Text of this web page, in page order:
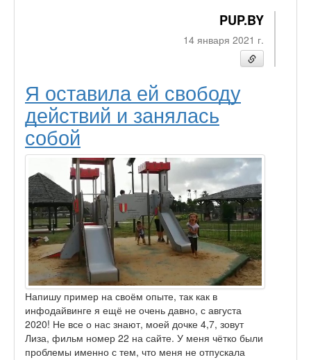
PUP.BY
14 января 2021 г.
Я оставила ей свободу
действий и занялась
собой
Напишу пример на своём опыте, так как в
инфодайвинге я ещё не очень давно, с августа
2020! Не все о нас знают, моей дочке 4,7, зовут
Лиза, фильм номер 22 на сайте. У меня чётко были
проблемы именно с тем, что меня не отпускала